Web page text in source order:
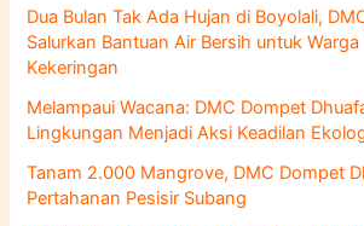
k
:
Dua Bulan Tak Ada Hujan di Boyolali,
Salurkan Bantuan Air Bersih untuk
Kekeringan
Melampaui Wacana: DMC Dompet
Lingkungan Menjadi Aksi Keadilan
Tanam 2.000 Mangrove, DMC Dompet
Pertahanan Pesisir Subang